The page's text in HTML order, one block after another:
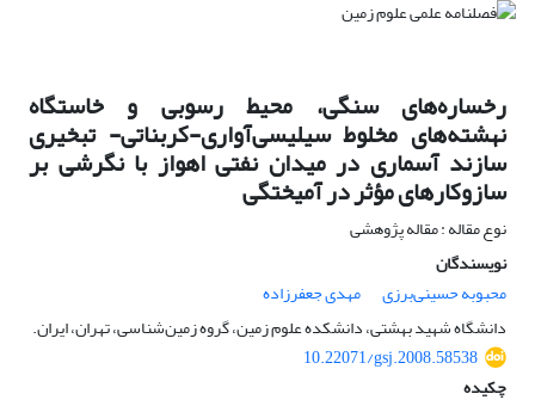
رخساره‌های سنگی، محیط رسوبی و خاستگاه
نهشته‌های مخلوط سیلیسی‌آواری-کربناتی- تبخیری
سازند آسماری در میدان نفتی اهواز با نگرشی بر
سازوکار‌های مؤثر در آمیختگی
نوع مقاله : مقاله پژوهشی
نویسندگان
محبوبه حسینی‌برزی
مهدی جعفرزاده
دانشگاه شهید بهشتی، دانشکده علوم زمین، گروه زمین‌شناسی، تهران، ایران.
10.22071/gsj.2008.58538
چکیده